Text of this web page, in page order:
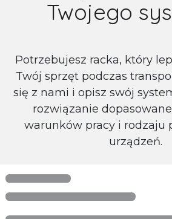
Twojego
Potrzebujesz racka, który
Twój sprzęt podczas
się z nami i opisz swój
rozwiązanie
warunków pracy i rodzaju
urządzeń.